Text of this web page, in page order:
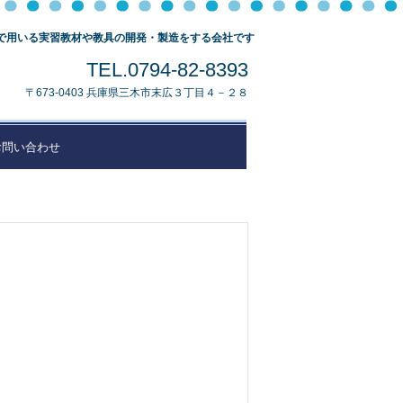
いる実習教材や教具の開発・製造をする会社です
TEL.0794-82-8393
〒673-0403 兵庫県三木市末広３丁目４－２８
い合わせ